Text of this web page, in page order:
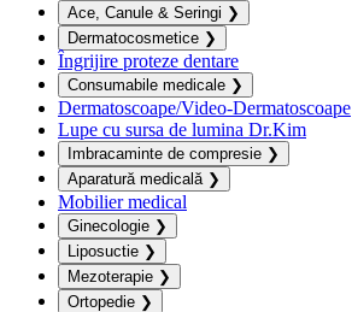
Ace, Canule & Seringi ❯
Dermatocosmetice ❯
Îngrijire proteze dentare
Consumabile medicale ❯
Dermatoscoape/Video-Dermatoscoape
Lupe cu sursa de lumina Dr.Kim
Imbracaminte de compresie ❯
Aparatură medicală ❯
Mobilier medical
Ginecologie ❯
Liposuctie ❯
Mezoterapie ❯
Ortopedie ❯